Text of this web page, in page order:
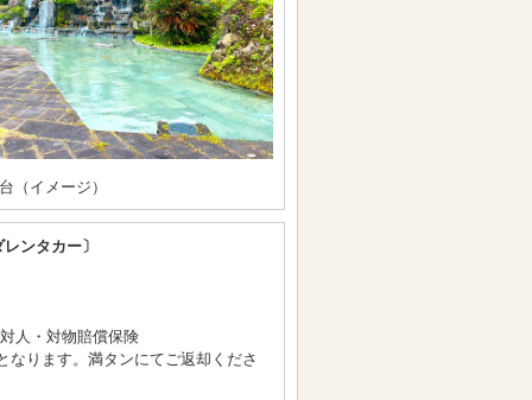
（イメージ）
ンタカー〕
人・対物賠償保険
なります。満タンにてご返却くださ